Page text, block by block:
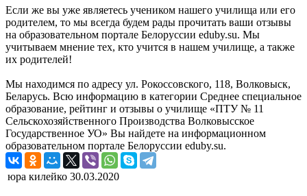
Если же вы уже являетесь учеником нашего училища или его
родителем, то мы всегда будем рады прочитать ваши отзывы
на образовательном портале Белоруссии eduby.su. Мы
учитываем мнение тех, кто учится в нашем училище, а также
их родителей!
Мы находимся по адресу ул. Рокоссовского, 118, Волковыск,
Беларусь. Всю информацию в категории Среднее специальное
образование, рейтинг и отзывы о училище «ПТУ № 11
Сельскохозяйственного Производства Волковысское
Государственное УО» Вы найдете на информационном
образовательном портале Белоруссии eduby.su.
юра килейко 30.03.2020